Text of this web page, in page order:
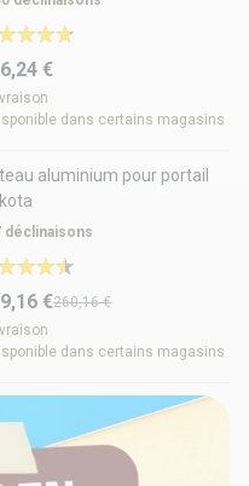
€
dans certains magasins
aluminium pour portail
déclinaisons
€260,16 €
dans certains magasins